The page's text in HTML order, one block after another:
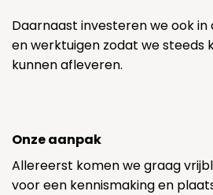
Daarnaast investeren we ook
en werktuigen zodat we steeds
kunnen afleveren.
Onze aanpak
Allereerst komen we graag
voor een kennismaking en